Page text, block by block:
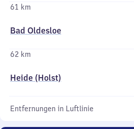
61 km
Bad Oldesloe
62 km
Heide (Holst)
Entfernungen in Luftlinie